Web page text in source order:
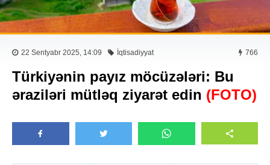
22 Sentyabr 2025, 14:09 İqtisadiyyat 766
Türkiyənin payız möcüzələri: Bu
əraziləri mütləq ziyarət edin (FOTO)